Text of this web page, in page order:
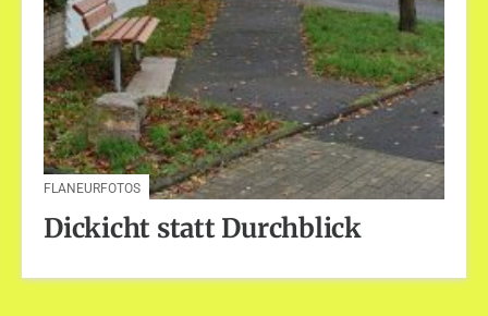
FLANEURFOTOS
Dickicht statt Durchblick